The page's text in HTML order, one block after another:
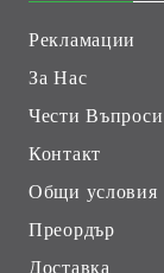
Рекламации
За Нас
Чести Въпроси
Контакт
Общи условия
Преордър
Доставка